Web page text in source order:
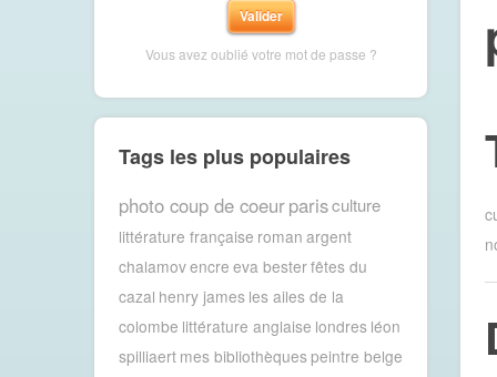
Vous avez oublié votre mot de passe ?
Tags les plus populaires
photo coup de coeurparisculture
littérature française roman argent
chalamovencre eva besterfêtes du
cazal henry james les ailes de la
colombe littérature anglaise londres léon
spilliaert mes bibliothèquespeintre belge